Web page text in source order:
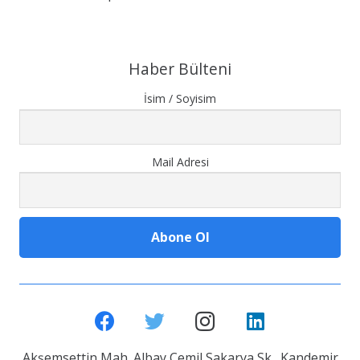
Haber Bülteni
İsim / Soyisim
Mail Adresi